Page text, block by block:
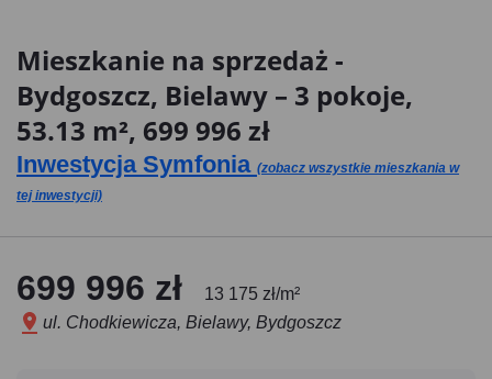
Mieszkanie na sprzedaż -
Bydgoszcz, Bielawy – 3 pokoje,
53.13 m², 699 996 zł
Inwestycja Symfonia (zobacz wszystkie mieszkania w
tej inwestycji)
699 996 zł
13 175 zł/m²
ul. Chodkiewicza, Bielawy, Bydgoszcz